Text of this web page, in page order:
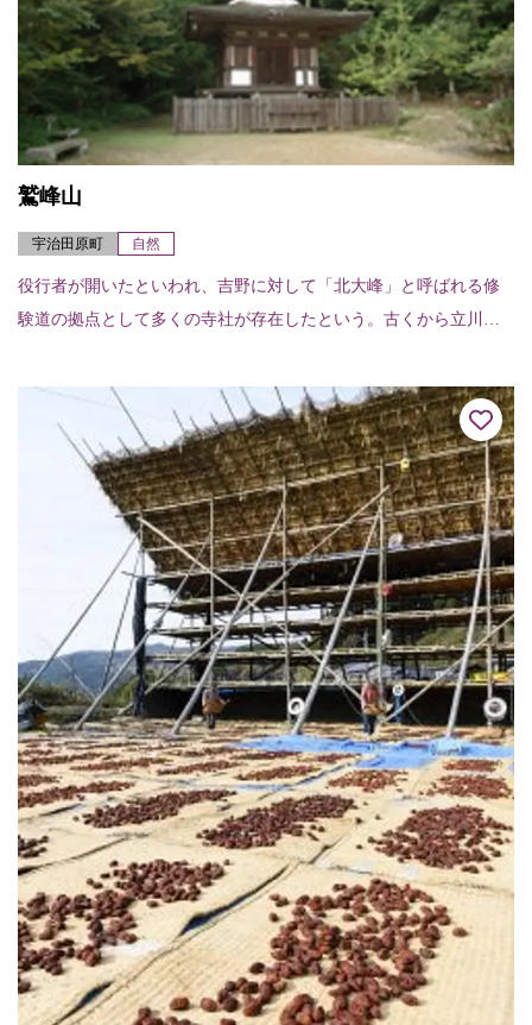
鷲峰山
宇治田原町 自然
役行者が開いたといわれ、吉野に対して「北大峰」と呼ばれる修
験道の拠点として多くの寺社が存在したという。古くから立川大
の山頂付近には金...